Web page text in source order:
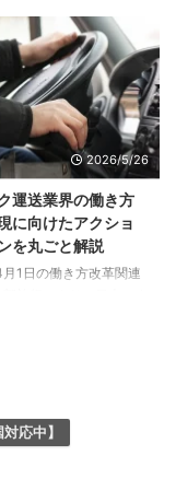
言に維持費と言っても
「走行費用」、「保険
メンテナンス費用」など
のがあります。 この記
ラックを購入したら必ず
金」に焦点を当てて、
中身、金額の目安につ
購入時のご参考にしてく
トラックの維持費に影
の種類 トラック＝自
る税金と言えば、自動
2026/5/26
運送業界の働き方
に向けたアクショ
を丸ごと解説
1日の働き方改革関連
されてきた長時間労働や
改善に向けた取り組み
応中】